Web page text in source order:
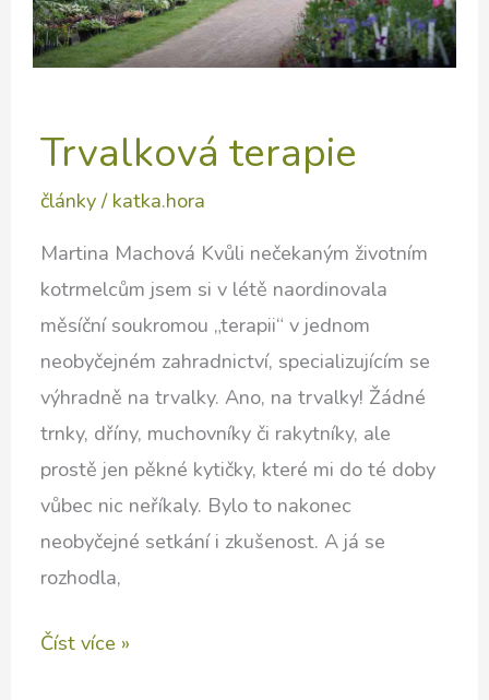
Trvalková terapie
články/ katka.hora
Martina Machová Kvůli nečekaným životním
kotrmelcům jsem si v létě naordinovala
měsíční soukromou „terapii“ v jednom
neobyčejném zahradnictví, specializujícím se
výhradně na trvalky. Ano, na trvalky! Žádné
trnky, dříny, muchovníky či rakytníky, ale
prostě jen pěkné kytičky, které mi do té doby
vůbec nic neříkaly. Bylo to nakonec
neobyčejné setkání i zkušenost. A já se
rozhodla,
Trvalková
Číst více »